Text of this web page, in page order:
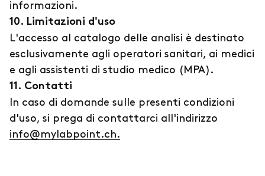
informazioni.
10. Limitazioni d'uso
L'accesso al catalogo delle analisi è destinato
esclusivamente agli operatori sanitari, ai medici
e agli assistenti di studio medico (MPA).
11. Contatti
In caso di domande sulle presenti condizioni
d'uso, si prega di contattarci all'indirizzo
info@mylabpoint.ch.